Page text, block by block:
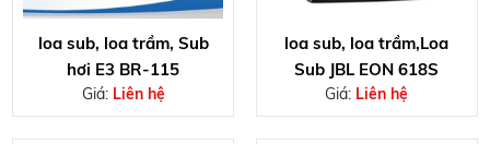
loa sub, loa trầm, Sub
hơi E3 BR-115
Giá: Liên hệ
loa sub, loa trầm,Loa
Sub JBL EON 618S
Giá: Liên hệ